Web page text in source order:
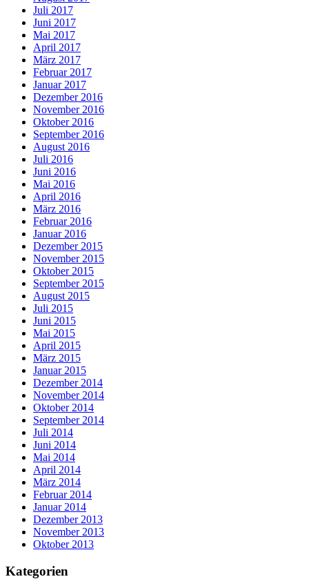
Juli 2017
Juni 2017
Mai 2017
April 2017
März 2017
Februar 2017
Januar 2017
Dezember 2016
November 2016
Oktober 2016
September 2016
August 2016
Juli 2016
Juni 2016
Mai 2016
April 2016
März 2016
Februar 2016
Januar 2016
Dezember 2015
November 2015
Oktober 2015
September 2015
August 2015
Juli 2015
Juni 2015
Mai 2015
April 2015
März 2015
Januar 2015
Dezember 2014
November 2014
Oktober 2014
September 2014
Juli 2014
Juni 2014
Mai 2014
April 2014
März 2014
Februar 2014
Januar 2014
Dezember 2013
November 2013
Oktober 2013
Kategorien